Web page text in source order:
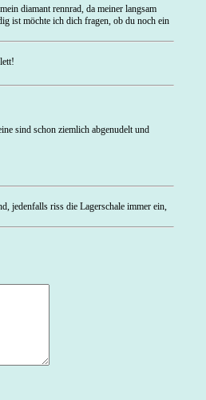
diamant rennrad, da meiner langsam
ist möchte ich dich fragen, ob du noch ein
sind schon ziemlich abgenudelt und
jedenfalls riss die Lagerschale immer ein,